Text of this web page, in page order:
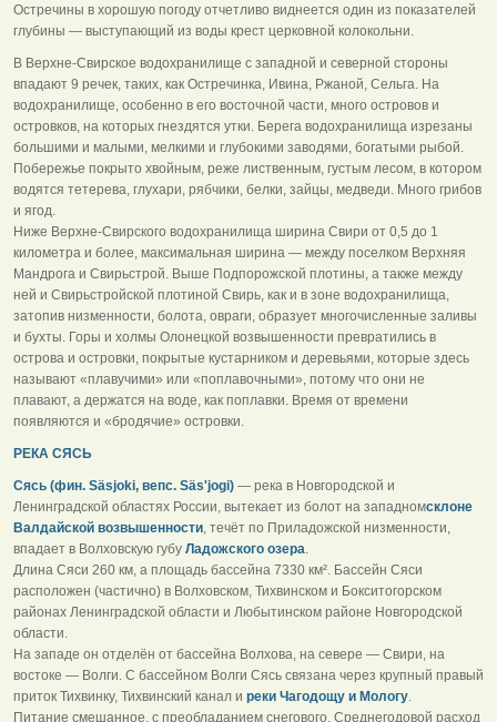
Остречины в хорошую погоду отчетливо виднеется один из показателей
глубины — выступающий из воды крест церковной колокольни.
В Верхне-Свирское водохранилище с западной и северной стороны
впадают 9 речек, таких, как Остречинка, Ивина, Ржаной, Сельга. На
водохранилище, особенно в его восточной части, много островов и
островков, на которых гнездятся утки. Берега водохранилища изрезаны
большими и малыми, мелкими и глубокими заводями, богатыми рыбой.
Побережье покрыто хвойным, реже лиственным, густым лесом, в котором
водятся тетерева, глухари, рябчики, белки, зайцы, медведи. Много грибов
и ягод.
Ниже Верхне-Свирского водохранилища ширина Свири от 0,5 до 1
километра и более, максимальная ширина — между поселком Верхняя
Мандрога и Свирьстрой. Выше Подпорожской плотины, а также между
ней и Свирьстройской плотиной Свирь, как и в зоне водохранилища,
затопив низменности, болота, овраги, образует многочисленные заливы
и бухты. Горы и холмы Олонецкой возвышенности превратились в
острова и островки, покрытые кустарником и деревьями, которые здесь
называют «плавучими» или «поплавочными», потому что они не
плавают, а держатся на воде, как поплавки. Время от времени
появляются и «бродячие» островки.
РЕКА СЯСЬ
Сясь (фин. Säsjoki, вепс. Säs'jogi) — река в Новгородской и
Ленинградской областях России, вытекает из болот на западномсклоне
Валдайской возвышенности, течёт по Приладожской низменности,
впадает в Волховскую губу Ладожского озера.
Длина Сяси 260 км, а площадь бассейна 7330 км². Бассейн Сяси
расположен (частично) в Волховском, Тихвинском и Бокситогорском
районах Ленинградской области и Любытинском районе Новгородской
области.
На западе он отделён от бассейна Волхова, на севере — Свири, на
востоке — Волги. С бассейном Волги Сясь связана через крупный правый
приток Тихвинку, Тихвинский канал и реки Чагодощу и Мологу.
Питание смешанное, с преобладанием снегового. Среднегодовой расход